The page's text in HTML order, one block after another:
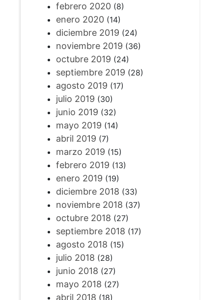
febrero 2020(8)
enero 2020(14)
diciembre 2019 (24)
noviembre 2019 (36)
octubre 2019 (24)
septiembre 2019 (28)
agosto 2019 (17)
julio 2019 (30)
junio 2019 (32)
mayo 2019 (14)
abril 2019 (7)
marzo 2019 (15)
febrero 2019 (13)
enero 2019 (19)
diciembre 2018 (33)
noviembre 2018 (37)
octubre 2018 (27)
septiembre 2018 (17)
agosto 2018 (15)
julio 2018 (28)
junio 2018 (27)
mayo 2018 (27)
abril 2018 (18)